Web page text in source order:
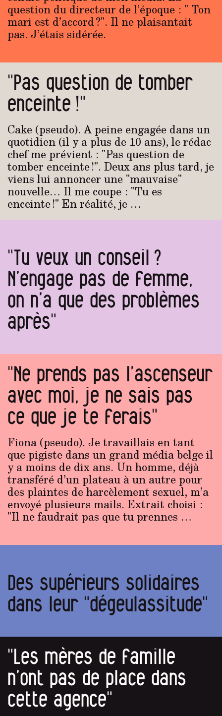
question du directeur de l’époque : " Ton
mari est d’accord ?". Il ne plaisantait
pas. J’étais sidérée.
"Pas question de tomber
enceinte !"
Cake (pseudo). A peine engagée dans un
quotidien (il y a plus de 10 ans), le rédac
chef me prévient : "Pas question de
tomber enceinte !". Deux ans plus tard, je
viens lui annoncer une "mauvaise"
nouvelle… Il me coupe : "Tu es
enceinte !" En réalité, je …
"Tu veux un conseil ?
N’engage pas de femme,
on n’a que des problèmes
après"
"Ne prends pas l’ascenseur
avec moi, je ne sais pas
ce que je te ferais"
Fiona (pseudo). Je travaillais en tant
que pigiste dans un grand média belge il
y a moins de dix ans. Un homme, déjà
transféré d’un plateau à un autre pour
des plaintes de harcèlement sexuel, m’a
envoyé plusieurs mails. Extrait choisi :
"Il ne faudrait pas que tu prennes …
Des supérieurs solidaires
dans leur "dégeulassitude"
"Les mères de famille
n’ont pas de place dans
cette agence"